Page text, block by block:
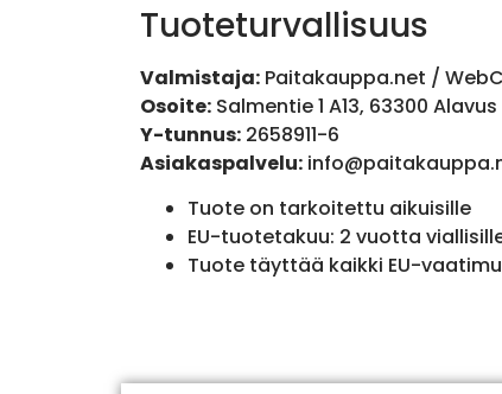
Tuoteturvallisuus
Valmistaja:Paitakauppa.net /
Osoite:Salmentie 1 A13, 63300 Alavus
Y-tunnus:2658911-6
Asiakaspalvelu:
Tuote on tarkoitettu aikuisille
EU-tuotetakuu: 2 vuotta
Tuote täyttää kaikki EU-